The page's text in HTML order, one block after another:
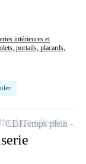
intérieures et
portails, placards,
CDITemps plein
à ma sélection